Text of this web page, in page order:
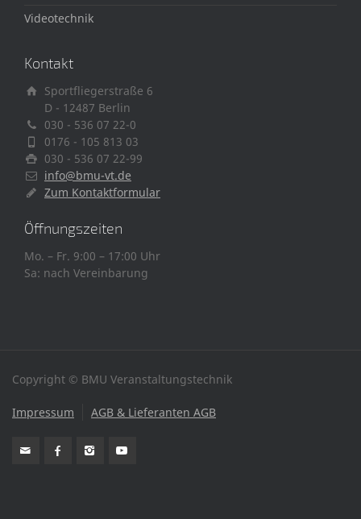
Videotechnik
Kontakt
Sportfliegerstraße 6
D - 12487 Berlin
030 - 536 07 22-0
0176 - 105 813 03
030 - 536 07 22-99
info@bmu-vt.de
Zum Kontaktformular
Öffnungszeiten
Mo. – Fr. 9:00 – 17:00 Uhr
Sa: nach Vereinbarung
Copyright © BMU Veranstaltungstechnik
Impressum AGB & Lieferanten AGB